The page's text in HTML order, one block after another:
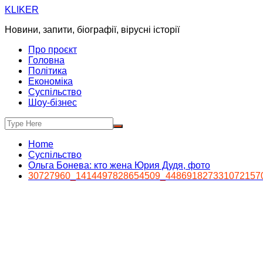
Skip
content
KLIKER
Новини, запити, біографії, вірусні історії
Про проєкт
Головна
Політика
Економіка
Суспільство
Шоу-бізнес
Home
Суспільство
Ольга Бонева: кто жена Юрия Дудя, фото